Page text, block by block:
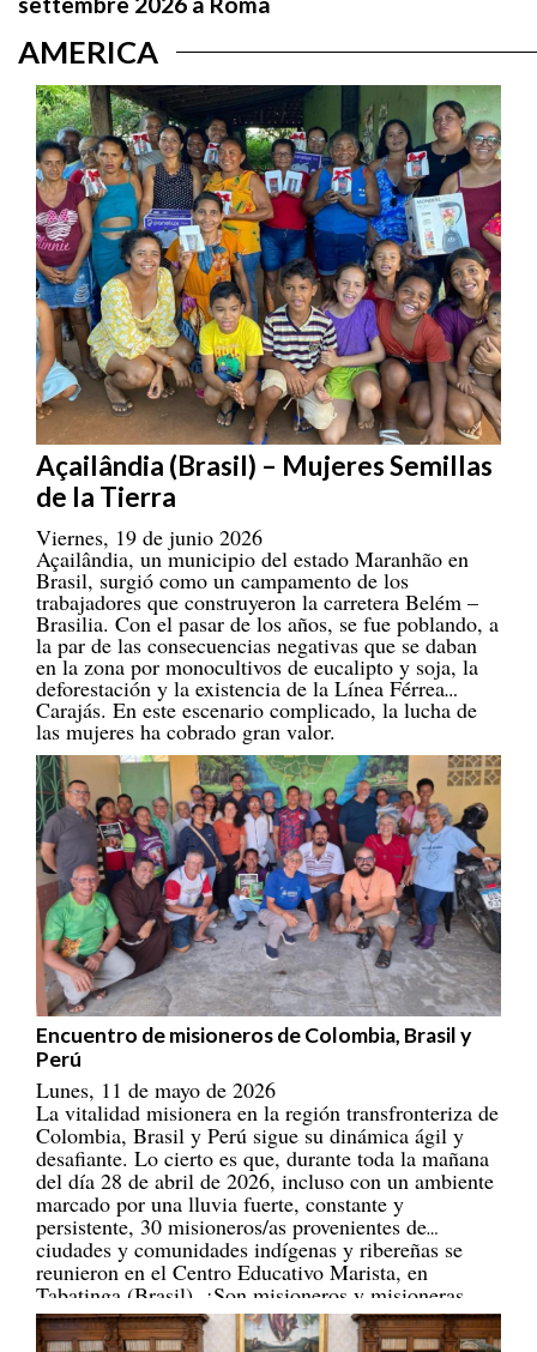
Açailândia (Brasil) – Mujeres Semillas
de la Tierra
Viernes, 19 de junio 2026
Açailândia, un municipio del estado Maranhão en
Brasil, surgió como un campamento de los
trabajadores que construyeron la carretera Belém –
Brasilia. Con el pasar de los años, se fue poblando, a
la par de las consecuencias negativas que se daban
en la zona por monocultivos de eucalipto y soja, la
deforestación y la existencia de la Línea Férrea
Carajás. En este escenario complicado, la lucha de
las mujeres ha cobrado gran valor.
Encuentro de misioneros de Colombia, Brasil y
Perú
Lunes, 11 de mayo de 2026
La vitalidad misionera en la región transfronteriza de
Colombia, Brasil y Perú sigue su dinámica ágil y
desafiante. Lo cierto es que, durante toda la mañana
del día 28 de abril de 2026, incluso con un ambiente
marcado por una lluvia fuerte, constante y
persistente, 30 misioneros/as provenientes de
ciudades y comunidades indígenas y ribereñas se
reunieron en el Centro Educativo Marista, en
Tabatinga (Brasil). ¡Son misioneros y misioneras
portadores/as de esperanza! [REPAM]